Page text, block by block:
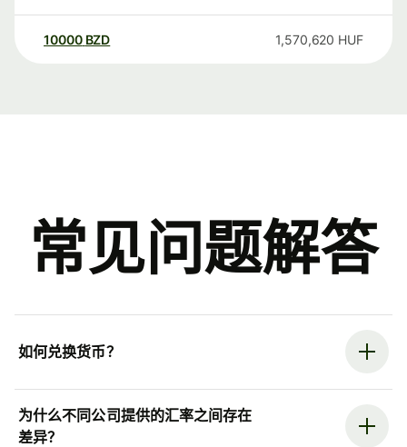
10000 BZD 1,570,620 HUF
常见问题解答
如何兑换货币？
为什么不同公司提供的汇率之间存在
差异？